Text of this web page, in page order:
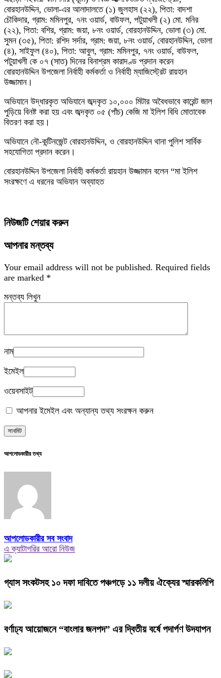
বোরহানউদ্দিন, ভোলা-এর আলাদালতে (১) জুলহাস (২২), পিতা: বাদশা
চৌকিদার, গ্রাম: মমিনপুর, ৭নং ওয়ার্ড, বাউফল, পটুয়াখলী (২) মো. মনির
(২২), পিতা: বশির, গ্রাম: জয়া, ৮নং ওয়ার্ড, বোরহানউদ্দিন, ভোলা (৩) মো.
সুমন (৩৫), পিতা: রশিদ সর্দার, গ্রাম: জয়া, ৮নং ওয়ার্ড, বোরহানউদ্দিন, ভোলা
(৪), সাইফুল (৪০), পিতা: আবুল, গ্রাম: মমিনপুর, ৭নং ওয়ার্ড, বাউফল,
পটুয়াখলী কে ০৭ (সাত) দিনের বিনাশ্রম কারাদণ্ড প্রদান করেন
বোরহানউদ্দিন উপজেলা নির্বাহী কর্মকর্তা ও নির্বাহী ম্যাজিস্ট্রেট রায়হান
উজ্জামান।
অভিযানে উদ্ধারকৃত অভিযানে জব্দকৃত ১০,০০০ মিটার অবৈধভাবে কারেন্ট জাল
পুড়িয়ে বিনষ্ট করা হয় এবং জব্দকৃত ০৫ (পাঁচ) কেজি মা ইলিশ বিধি মোতাবেক
বিতরণ করা হয়।
অভিযানে নৌ-কন্টিনজেন্ট বোরহানউদ্দিন, ও বোরহানউদ্দিন থানা পুলিশ সার্বিক
সহযোগিতা প্রদান করেন।
বোরহানউদ্দিন উপজেলা নির্বাহী কর্মকর্তা রায়হান উজ্জামান বলেন “মা ইলিশ
সংরক্ষণে এ ধরনের অভিযান অব্যাহত
নিউজটি শেয়ার করুন
আপনার মন্তব্য
Your email address will not be published. Required fields
are marked *
মন্তব্য লিখুন
নাম
ইমেইল
ওয়েবসাইট
আপনার ইমেইল এবং অন্যান্য তথ্য সংরক্ষন করুন
আপলোডকারীর তথ্য
আপলোডকারীর সব সংবাদ
এ ক্যাটাগরির আরো নিউজ
গ্যাস সংকটসহ ১০ দফা দাবিতে পঞ্চগড়ে ১১ দলীয় ঐক্যের স্মারকলিপি
বর্ণাঢ্য আয়োজনে “বাংলার জনপদ” এর দ্বিতীয় বর্ষে পদার্পণ উদযাপন